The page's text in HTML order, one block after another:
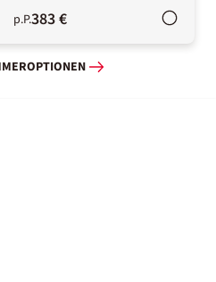
p.P.383 €